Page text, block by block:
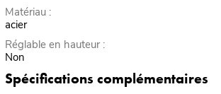
Matériau :
acier
Réglable en hauteur :
Non
Spécifications complémentaires